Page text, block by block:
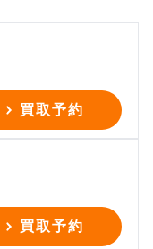
買取予約
買取予約